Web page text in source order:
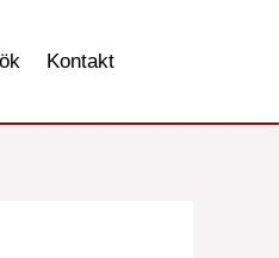
Kontakt